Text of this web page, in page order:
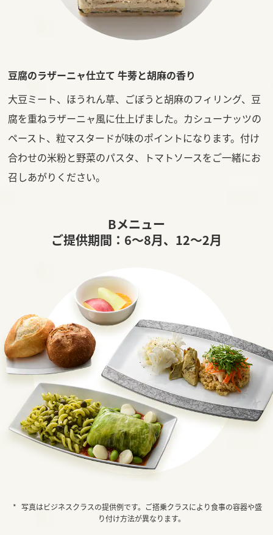
豆腐のラザーニャ仕立て 牛蒡と胡麻の香り
大豆ミート、ほうれん草、ごぼうと胡麻のフィリング、豆
腐を重ねラザーニャ風に仕上げました。カシューナッツの
ペースト、粒マスタードが味のポイントになります。付け
合わせの米粉と野菜のパスタ、トマトソースをご一緒にお
召しあがりください。
Bメニュー
ご提供期間：6～8月、12～2月
写真はビジネスクラスの提供例です。ご搭乗クラスにより食事の容器や盛
り付け方法が異なります。